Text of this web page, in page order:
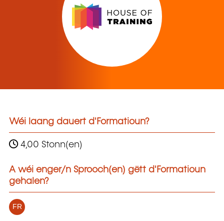
Wéi laang dauert d'Formatioun?
4,00 Stonn(en)
A wéi enger/n Sprooch(en) gëtt d'Formatioun
gehalen?
FR